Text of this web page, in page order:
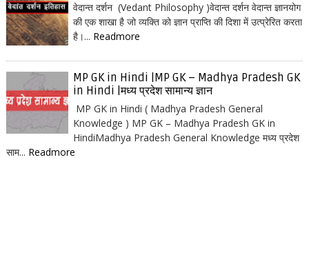
वेदान्त दर्शन (Vedant Philosophy )वेदान्त दर्शन वेदान्त ज्ञानयोग
की एक शाखा है जो व्यक्ति को ज्ञान प्राप्ति की दिशा में उत्प्रेरित करता
है।... Readmore
MP GK in Hindi |MP GK – Madhya Pradesh GK
in Hindi |मध्य प्रदेश सामान्य ज्ञान
MP GK in Hindi ( Madhya Pradesh General
Knowledge ) MP GK – Madhya Pradesh GK in
HindiMadhya Pradesh General Knowledge मध्य प्रदेश
साम... Readmore